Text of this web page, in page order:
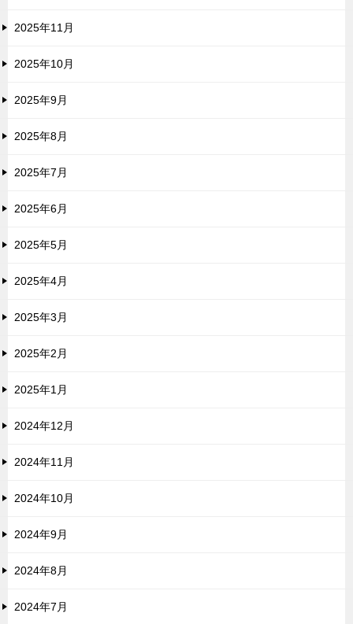
2025年11月
2025年10月
2025年9月
2025年8月
2025年7月
2025年6月
2025年5月
2025年4月
2025年3月
2025年2月
2025年1月
2024年12月
2024年11月
2024年10月
2024年9月
2024年8月
2024年7月